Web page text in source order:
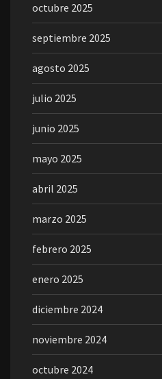
octubre 2025
septiembre 2025
agosto 2025
julio 2025
junio 2025
mayo 2025
abril 2025
marzo 2025
febrero 2025
enero 2025
diciembre 2024
noviembre 2024
octubre 2024